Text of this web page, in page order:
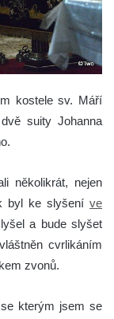
kostele sv. Máří
suity Johanna
několikrát, nejen
byl ke slyšeníve
a bude slyšet
cvrlikáním
zvonů.
kterým jsem se